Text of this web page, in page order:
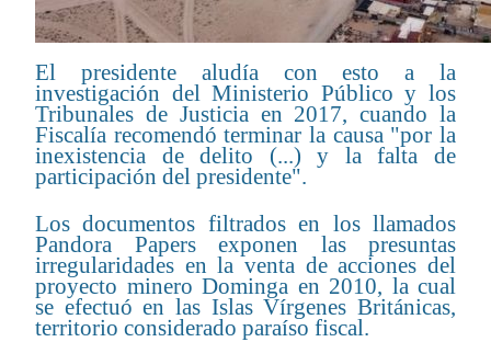
El presidente aludía con esto a la
investigación del Ministerio Público y los
Tribunales de Justicia en 2017, cuando la
Fiscalía recomendó terminar la causa "por la
inexistencia de delito (...) y la falta de
participación del presidente".
Los documentos filtrados en los llamados
Pandora Papers exponen las presuntas
irregularidades en la venta de acciones del
proyecto minero Dominga en 2010, la cual
se efectuó en las Islas Vírgenes Británicas,
territorio considerado paraíso fiscal.